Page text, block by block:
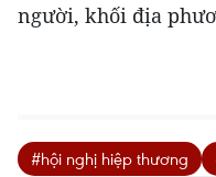
người, khối địa
#hội nghị hiệp thương